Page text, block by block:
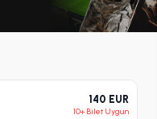
140 EUR
10+ Bilet Uygun